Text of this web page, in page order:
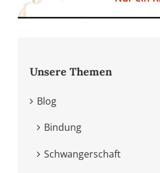
Unsere Themen
Blog
Bindung
Schwangerschaft